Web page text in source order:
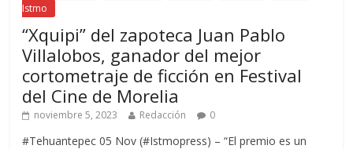
Istmo
“Xquipi” del zapoteca Juan Pablo
Villalobos, ganador del mejor
cortometraje de ficción en Festival
del Cine de Morelia
noviembre 5, 2023 Redacción 0
#Tehuantepec 05 Nov (#Istmopress) – “El premio es un